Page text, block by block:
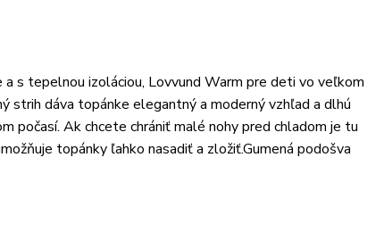
s tepelnou izoláciou, Lovvund Warm pre deti vo veľkom
strih dáva topánke elegantný a moderný vzhľad a dlhú
počasí. Ak chcete chrániť malé nohy pred chladom je tu
topánky ľahko nasadiť a zložiť.Gumená podošva